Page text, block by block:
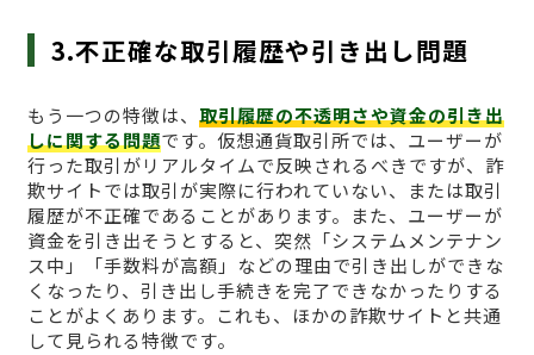
3.不正確な取引履歴や引き出し問題
もう一つの特徴は、 取引履歴の不透明さや資金の引き出
しに関する問題です。仮想通貨取引所では、ユーザーが
行った取引がリアルタイムで反映されるべきですが、詐
欺サイトでは取引が実際に行われていない、または取引
履歴が不正確であることがあります。また、ユーザーが
資金を引き出そうとすると、突然「システムメンテナン
ス中」「手数料が高額」などの理由で引き出しができな
くなったり、引き出し手続きを完了できなかったりする
ことがよくあります。これも、ほかの詐欺サイトと共通
して見られる特徴です。